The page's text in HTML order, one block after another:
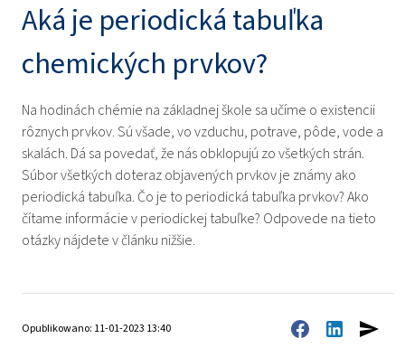
Aká je periodická tabuľka
chemických prvkov?
Na hodinách chémie na základnej škole sa učíme o existencii
rôznych prvkov. Sú všade, vo vzduchu, potrave, pôde, vode a
skalách. Dá sa povedať, že nás obklopujú zo všetkých strán.
Súbor všetkých doteraz objavených prvkov je známy ako
periodická tabuľka. Čo je to periodická tabuľka prvkov? Ako
čítame informácie v periodickej tabuľke? Odpovede na tieto
otázky nájdete v článku nižšie.
Opublikowano: 11-01-2023 13:40